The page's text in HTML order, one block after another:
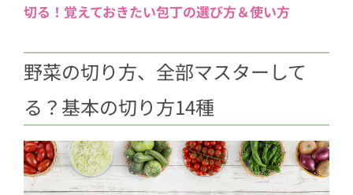
切る！覚えておきたい包丁の選び方＆使い方
野菜の切り方、全部マスターして
る？基本の切り方14種